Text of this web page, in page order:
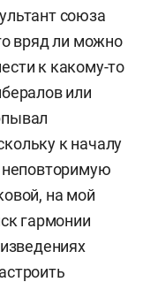
союза
вряд ли можно
к какому-то
или
к началу
неповторимую
на мой
гармонии